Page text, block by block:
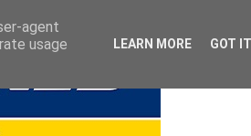
agent
usage
LEARN MORE GOT IT